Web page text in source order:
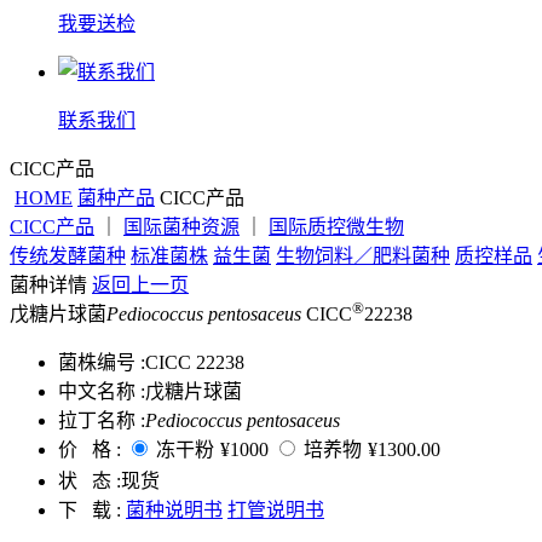
我要送检
联系我们
CICC产品
HOME 菌种产品 CICC产品
CICC产品
国际菌种资源
国际质控微生物
传统发酵菌种 标准菌株 益生菌 生物饲料／肥料菌种 质控样品
菌种详情 返回上一页
戊糖片球菌Pediococcus pentosaceus CICC®22238
菌株编号 :CICC 22238
中文名称 :戊糖片球菌
拉丁名称 :Pediococcus pentosaceus
价 格 :
冻干粉 ¥1000 培养物 ¥1300.00
状 态 :现货
下 载 : 菌种说明书 打管说明书